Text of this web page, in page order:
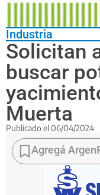
Industria
Solicitan
buscar
Muerta
Publicado el 06/04/2024
pedido
fue
Cancambria
Agregá